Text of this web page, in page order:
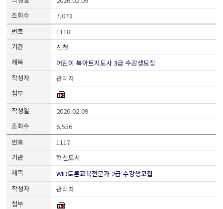
7,073
1118
진천
어린이 북아트지도사 3급 수강생모집
관리자
2026.02.09
6,556
1117
혁신도시
WID토론교육전문가 2급 수강생모집
관리자